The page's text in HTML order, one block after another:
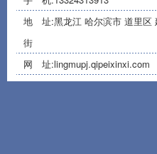
地 址:黑龙江 哈尔滨市 道里区
街
网 址:lingmupj.qipeixinxi.com